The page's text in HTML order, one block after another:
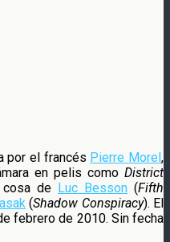
por el francés Pierre Morel,
en pelis como District
de Luc Besson (Fifth
(Shadow Conspiracy). El
febrero de 2010. Sin fecha